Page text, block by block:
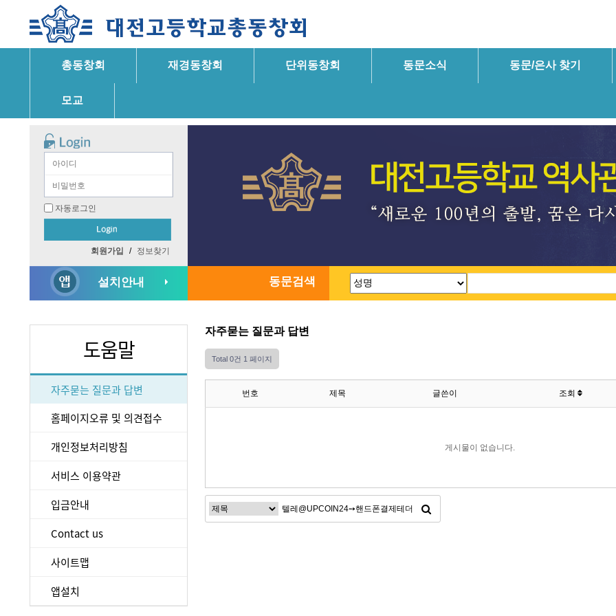
총동창회 재경동창회 단위동창회 동문소식 동문/은사 찾기
모교
자동로그인
회원가입 / 정보찾기
설치안내
도움말
자주묻는 질문과 답변
홈페이지오류 및 의견접수
개인정보처리방침
서비스 이용약관
입금안내
Contact us
사이트맵
앱설치
동문검색
자주묻는 질문과 답변
Total 0건 1 페이지
번호 제목 글쓴이 조회
게시물이 없습니다.